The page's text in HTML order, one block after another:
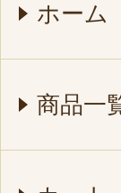
ホーム
商品一